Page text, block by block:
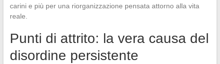
carini e più per una riorganizzazione pensata attorno alla vita
reale.
Punti di attrito: la vera causa del
disordine persistente